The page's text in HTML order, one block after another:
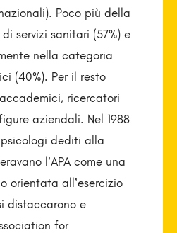
Poco più della
servizi sanitari (57%) e
nella categoria
(40%). Per il resto
ricercatori
aziendali. Nel 1988
dediti alla
l’APA come una
orientata all’esercizio
distaccarono e
for